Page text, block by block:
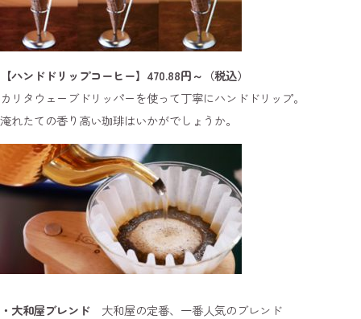
【ハンドドリップコーヒー】470.88円～（税込）
カリタウェーブドリッパーを使って丁寧にハンドドリップ。
淹れたての香り高い珈琲はいかがでしょうか。
・大和屋ブレンド 大和屋の定番、一番人気のブレンド